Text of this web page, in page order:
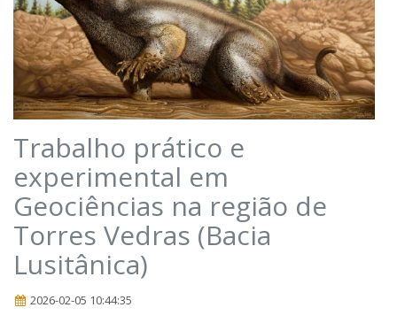
Trabalho prático e
experimental em
Geociências na região de
Torres Vedras (Bacia
Lusitânica)
2026-02-05 10:44:35